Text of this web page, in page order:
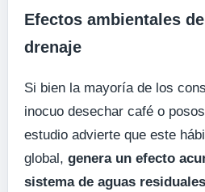
Efectos ambientales
drenaje
Si bien la mayoría de los
inocuo desechar café o
estudio advierte que este
global, genera un efecto
sistema de aguas residuales